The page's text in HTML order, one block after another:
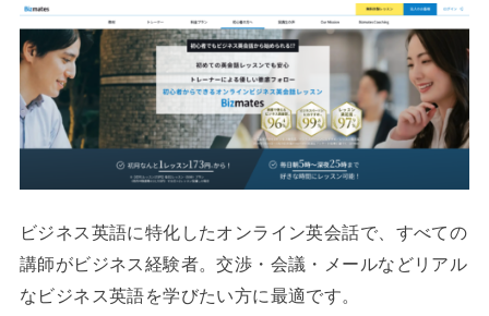
ビジネス英語に特化したオンライン英会話で、すべての
講師がビジネス経験者。交渉・会議・メールなどリアル
なビジネス英語を学びたい方に最適です。